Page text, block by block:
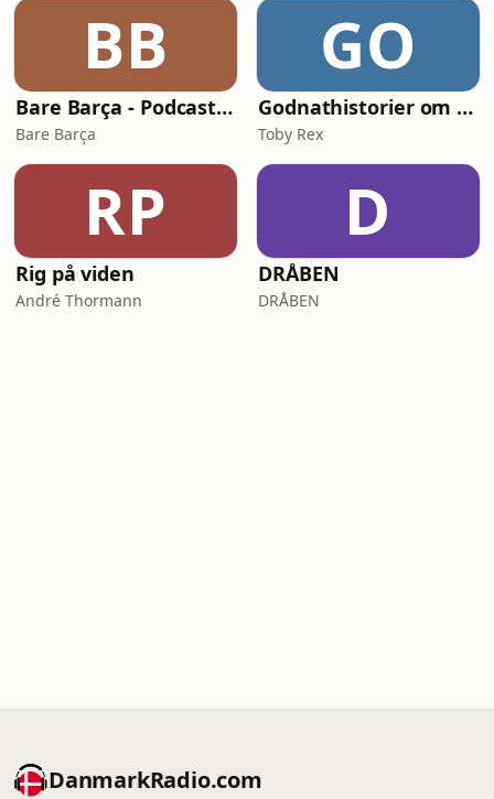
BB
Bare Barça - Podcasten om FC Barcelona
Bare Barça
GO
Godnathistorier om NinjaSaurerne Storm og Aske
Toby Rex
RP
Rig på viden
André Thormann
D
DRÅBEN
DRÅBEN
DanmarkRadio.com